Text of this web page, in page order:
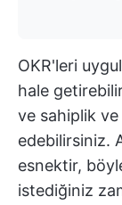
OKR'leri
hale
ve sahiplik
edebilirsiniz.
esnektir,
istediğiniz